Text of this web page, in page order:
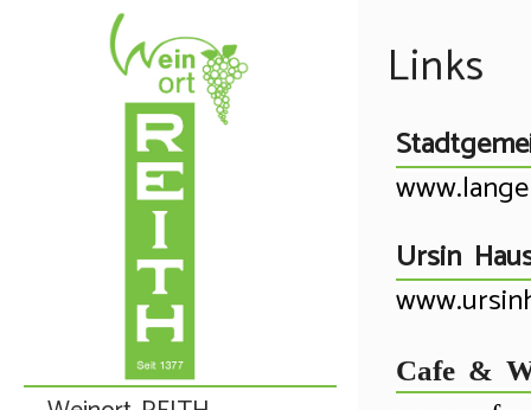
Links
Ursin
Cafe &